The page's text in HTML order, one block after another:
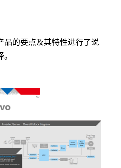
品的要点及其特性进行了说